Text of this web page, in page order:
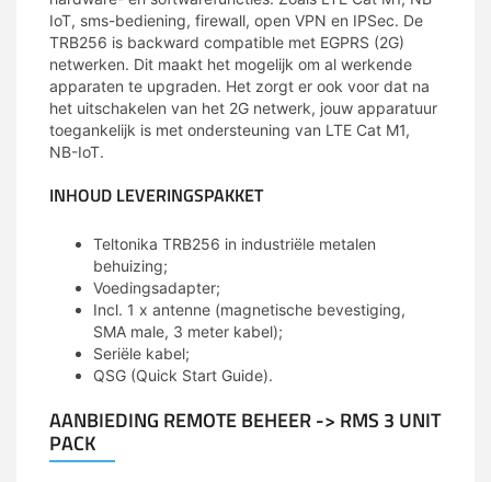
IoT, sms-bediening, firewall, open VPN en IPSec. De
TRB256 is backward compatible met EGPRS (2G)
netwerken. Dit maakt het mogelijk om al werkende
apparaten te upgraden. Het zorgt er ook voor dat na
het uitschakelen van het 2G netwerk, jouw apparatuur
toegankelijk is met ondersteuning van LTE Cat M1,
NB-IoT.
INHOUD LEVERINGSPAKKET
Teltonika TRB256 in industriële metalen
behuizing;
Voedingsadapter;
Incl. 1 x antenne (magnetische bevestiging,
SMA male, 3 meter kabel);
Seriële kabel;
QSG (Quick Start Guide).
AANBIEDING REMOTE BEHEER -> RMS 3 UNIT
PACK